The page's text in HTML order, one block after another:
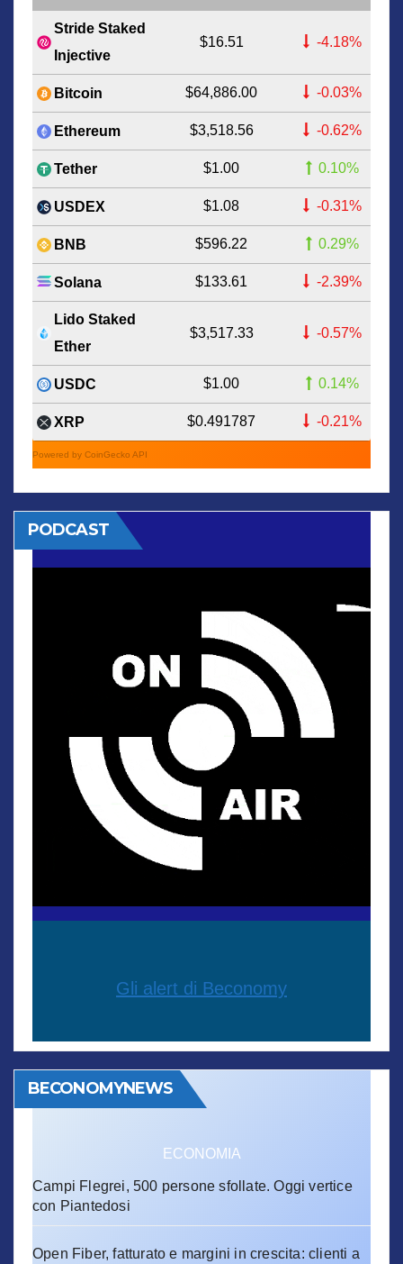
Stride Staked
Injective
$16.51 -4.18%
Bitcoin $64,886.00 -0.03%
Ethereum $3,518.56 -0.62%
Tether $1.00 0.10%
USDEX $1.08 -0.31%
BNB $596.22 0.29%
Solana $133.61 -2.39%
Lido Staked
Ether
$3,517.33 -0.57%
USDC $1.00 0.14%
XRP $0.491787 -0.21%
Powered by CoinGecko API
PODCAST
Gli alert di Beconomy
BECONOMYNEWS
ECONOMIA
Campi Flegrei, 500 persone sfollate. Oggi vertice
con Piantedosi
Open Fiber, fatturato e margini in crescita: clienti a